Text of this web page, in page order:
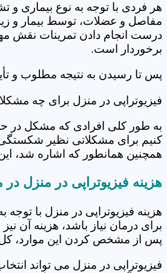
هر فردی با توجه به نوع بیماری
مفاصل و عضلات، توسط بیمار و
درست انجام دادن تمرینات نقش
برخوردار است.
پس تا رسیدن به نتیجه مطلوب و
فیزیوتراپی در منزل برای چه
به طور کلی افرادی که مشکل در
کنیم برای مشکلاتی نظیر
همچنین همانطور که اشاره شد،
هزینه فیزیوتراپی در منزل
هزینه فیزیوتراپی در منزل با
برای درمان نیاز باشد، هزینه آن
پس از مشخص کردن این موارد،
فیزیوتراپی در منزل می تواند